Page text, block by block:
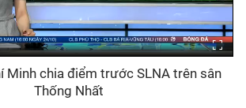
Minh chia điểm trước SLNA trên sân
Thống Nhất